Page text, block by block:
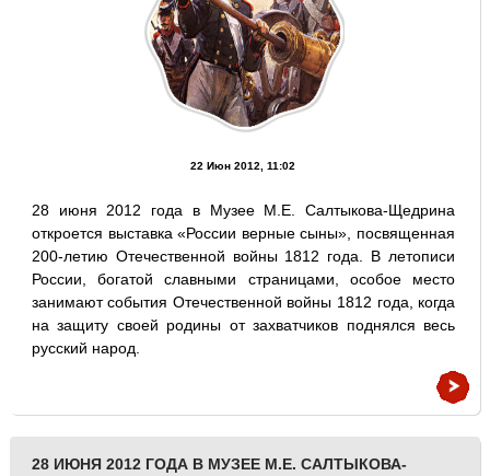
22 Июн 2012, 11:02
28 июня 2012 года в Музее М.Е. Салтыкова-Щедрина
откроется выставка «России верные сыны», посвященная
200-летию Отечественной войны 1812 года. В летописи
России, богатой славными страницами, особое место
занимают события Отечественной войны 1812 года, когда
на защиту своей родины от захватчиков поднялся весь
русский народ.
28 ИЮНЯ 2012 ГОДА В МУЗЕЕ М.Е. САЛТЫКОВА-